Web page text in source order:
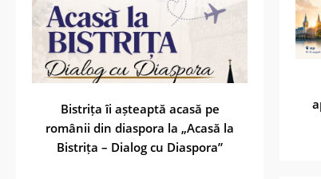
Bistrița îi așteaptă acasă pe
românii din diaspora la „Acasă la
Bistrița – Dialog cu Diaspora”